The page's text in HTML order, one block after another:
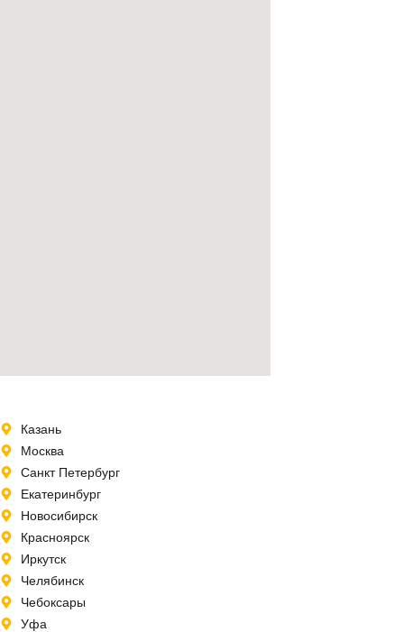
Казань
Москва
Санкт Петербург
Екатеринбург
Новосибирск
Красноярск
Иркутск
Челябинск
Чебоксары
Уфа